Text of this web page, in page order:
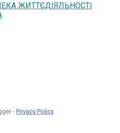
ЖИТТЄДІЯЛЬНОСТІ
-Privacy Policy